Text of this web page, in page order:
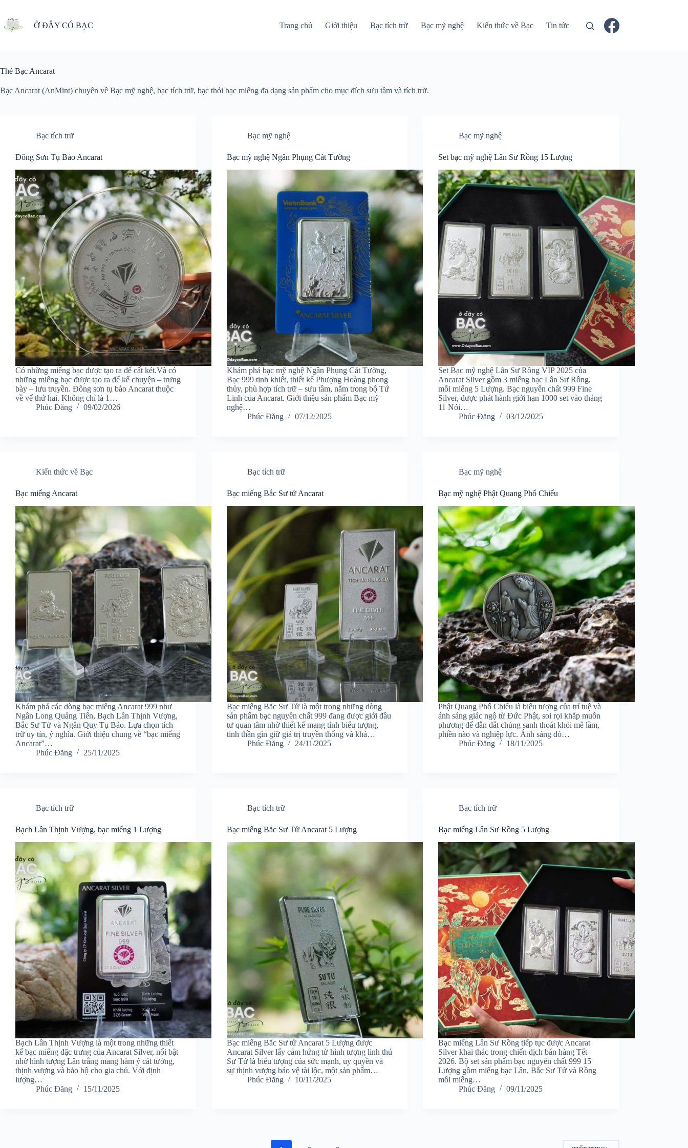
phần
nội
Ở ĐÂY CÓ BẠC Trang chủ Giới thiệu Bạc tích trữ Bạc mỹ nghệ Kiến thức về Bạc Tin tức
Thẻ Bạc Ancarat
Bạc Ancarat (AnMint) chuyên về Bạc mỹ nghệ, bạc tích trữ, bạc thỏi bạc miếng đa dạng sản phẩm cho mục đích sưu tầm và tích trữ.
Bạc tích trữ
Đông Sơn Tụ Bảo Ancarat
Có những miếng bạc được tạo ra để cất két.Và có
những miếng bạc được tạo ra để kể chuyện – trưng
bày – lưu truyền. Đông sơn tụ bảo Ancarat thuộc
về vế thứ hai. Không chỉ là 1…
Phúc Đăng
09/02/2026
Bạc mỹ nghệ
Bạc mỹ nghệ Ngân Phụng Cát Tường
Khám phá bạc mỹ nghệ Ngân Phụng Cát Tường,
Bạc 999 tinh khiết, thiết kế Phượng Hoàng phong
thủy, phù hợp tích trữ – sưu tầm, nằm trong bộ Tứ
Linh của Ancarat. Giới thiệu sản phẩm Bạc mỹ
nghệ…
Phúc Đăng
07/12/2025
Bạc mỹ nghệ
Set bạc mỹ nghệ Lân Sư Rồng 15 Lượng
Set Bạc mỹ nghệ Lân Sư Rồng VIP 2025 của
Ancarat Silver gồm 3 miếng bạc Lân Sư Rồng,
mỗi miếng 5 Lượng. Bạc nguyên chất 999 Fine
Silver, được phát hành giới hạn 1000 set vào tháng
11 Nói…
Phúc Đăng
03/12/2025
Kiến thức về Bạc
Bạc miếng Ancarat
Khám phá các dòng bạc miếng Ancarat 999 như
Ngân Long Quảng Tiến, Bạch Lân Thịnh Vượng,
Bắc Sư Tử và Ngân Quy Tụ Bảo. Lựa chọn tích
trữ uy tín, ý nghĩa. Giới thiệu chung về “bạc miếng
Ancarat”…
Phúc Đăng
25/11/2025
Bạc tích trữ
Bạc miếng Bắc Sư tử Ancarat
Bạc miếng Bắc Sư Tử là một trong những dòng
sản phẩm bạc nguyên chất 999 đang được giới đầu
tư quan tâm nhờ thiết kế mang tính biểu tượng,
tinh thần gìn giữ giá trị truyền thống và khả…
Phúc Đăng
24/11/2025
Bạc mỹ nghệ
Bạc mỹ nghệ Phật Quang Phổ Chiếu
Phật Quang Phổ Chiếu là biểu tượng của trí tuệ và
ánh sáng giác ngộ từ Đức Phật, soi rọi khắp muôn
phương để dẫn dắt chúng sanh thoát khỏi mê lầm,
phiền não và nghiệp lực. Ánh sáng đó…
Phúc Đăng
18/11/2025
Bạc tích trữ
Bạch Lân Thịnh Vượng, bạc miếng 1 Lượng
Bạch Lân Thịnh Vượng là một trong những thiết
kế bạc miếng đặc trưng của Ancarat Silver, nổi bật
nhờ hình tượng Lân trắng mang hàm ý cát tường,
thịnh vượng và bảo hộ cho gia chủ. Với định
lượng…
Phúc Đăng
15/11/2025
Bạc tích trữ
Bạc miếng Bắc Sư Tử Ancarat 5 Lượng
Bạc miếng Bắc Sư tử Ancarat 5 Lượng được
Ancarat Silver lấy cảm hứng từ hình tượng linh thú
Sư Tử là biểu tượng của sức mạnh, uy quyền và
sự thịnh vượng bảo vệ tài lộc, một sản phẩm…
Phúc Đăng
10/11/2025
Bạc tích trữ
Bạc miếng Lân Sư Rồng 5 Lượng
Bạc miếng Lân Sư Rồng tiếp tục được Ancarat
Silver khai thác trong chiến dịch bán hàng Tết
2026. Bộ set sản phẩm bạc nguyên chất 999 15
Lượng gồm miếng bạc Lân, Bắc Sư Tử và Rồng
mỗi miếng…
Phúc Đăng
09/11/2025